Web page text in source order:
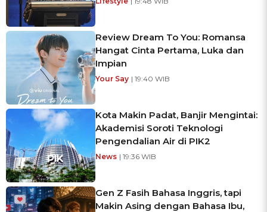
Review Dream To You: Romansa
Hangat Cinta Pertama, Luka dan
Impian
Your Say | 19:40 WIB
Kota Makin Padat, Banjir Mengintai:
Akademisi Soroti Teknologi
Pengendalian Air di PIK2
News | 19:36 WIB
Gen Z Fasih Bahasa Inggris, tapi
Makin Asing dengan Bahasa Ibu,